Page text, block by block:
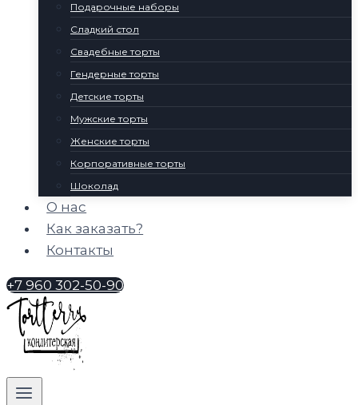
Подарочные наборы
Сладкий стол
Свадебные торты
Гендерные торты
Детские торты
Мужские торты
Женские торты
Корпоративные торты
Шоколад
О нас
Как заказать?
Контакты
+7 960 302-50-90